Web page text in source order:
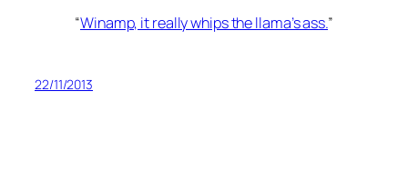
“Winamp, it really whips the llama’s ass.”
22/11/2013